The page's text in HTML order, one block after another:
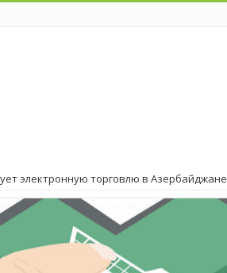
электронную торговлю в Азербайджане